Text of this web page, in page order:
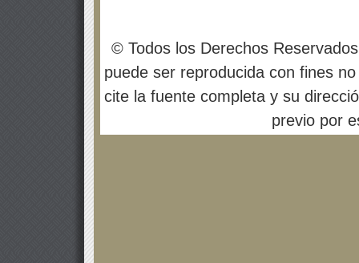
© Todos los Derechos
puede ser reproducida con fines
cite la fuente completa y su
previo por